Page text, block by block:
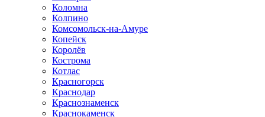
Коломна
Колпино
Комсомольск-на-Амуре
Копейск
Королёв
Кострома
Котлас
Красногорск
Краснодар
Краснознаменск
Краснокаменск